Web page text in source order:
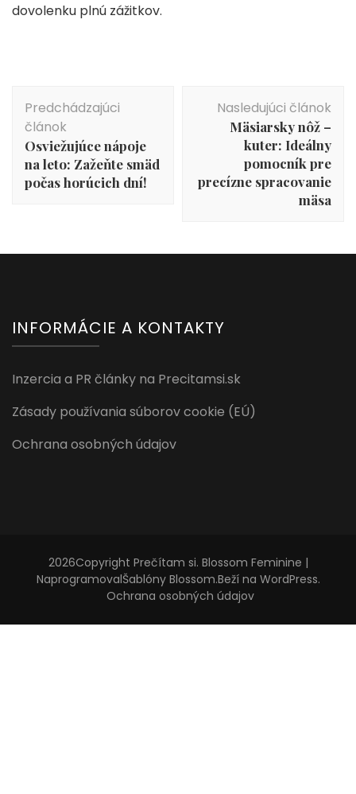
dovolenku plnú zážitkov.
Navigácia
článku
Predchádzajúci
článok
Osviežujúce nápoje
na leto: Zažeňte smäd
počas horúcich dní!
Nasledujúci článok
Mäsiarsky nôž –
kuter: Ideálny
pomocník pre
precízne spracovanie
mäsa
INFORMÁCIE A KONTAKTY
Inzercia a PR články na Precitamsi.sk
Zásady používania súborov cookie (EÚ)
Ochrana osobných údajov
2026Copyright Prečítam si. Blossom Feminine |
NaprogramovalŠablóny Blossom.Beží na WordPress.
Ochrana osobných údajov